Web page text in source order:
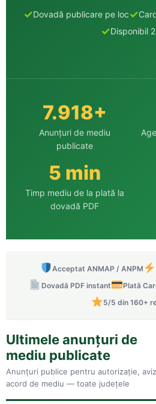
Dovadă publicare pe loc
Disponibil
7.918+
Anunțuri de mediu
publicate
5 min
Timp mediu de la plată la
dovadă PDF
Acceptat ANMAP / ANPM
Dovadă PDF instant
Plată
5/5 din 160+
Ultimele anunțuri de
mediu publicate
Anunțuri publice pentru autorizație,
acord de mediu — toate județele